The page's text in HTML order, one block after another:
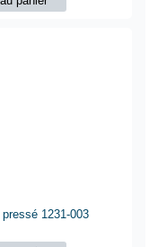
pressé 1231-003